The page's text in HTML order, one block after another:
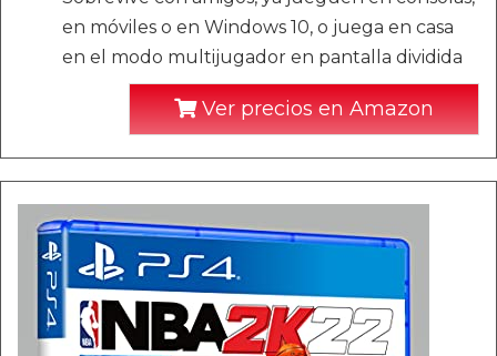
en móviles o en Windows 10, o juega en casa
en el modo multijugador en pantalla dividida
Ver precios en Amazon